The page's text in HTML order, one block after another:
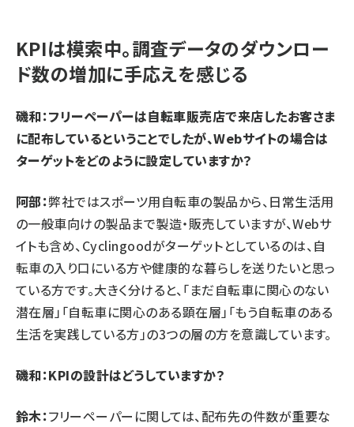
KPIは模索中。調査データのダウンロー
ド数の増加に手応えを感じる
磯和：フリーペーパーは自転車販売店で来店したお客さま
に配布しているということでしたが、Webサイトの場合は
ターゲットをどのように設定していますか？
阿部：弊社ではスポーツ用自転車の製品から、日常生活用
の一般車向けの製品まで製造・販売していますが、Webサ
イトも含め、Cyclingoodがターゲットとしているのは、自
転車の入り口にいる方や健康的な暮らしを送りたいと思っ
ている方です。大きく分けると、「まだ自転車に関心のない
潜在層」「自転車に関心のある顕在層」「もう自転車のある
生活を実践している方」の3つの層の方を意識しています。
磯和：KPIの設計はどうしていますか？
鈴木：フリーペーパーに関しては、配布先の件数が重要な